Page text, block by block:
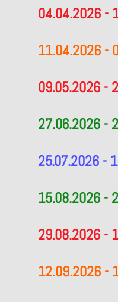
04.04.2026 -
11.04.2026 -
09.05.2026 -
27.06.2026 -
25.07.2026 -
15.08.2026 -
29.08.2026 -
12.09.2026 -